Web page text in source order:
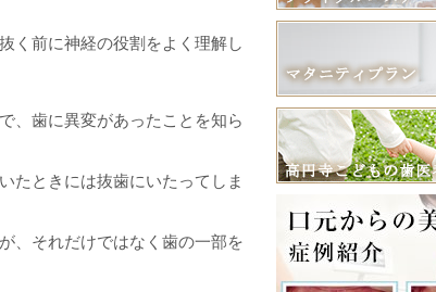
く前に神経の役割をよく理解し
、歯に異変があったことを知ら
たときには抜歯にいたってしま
、それだけではなく歯の一部を